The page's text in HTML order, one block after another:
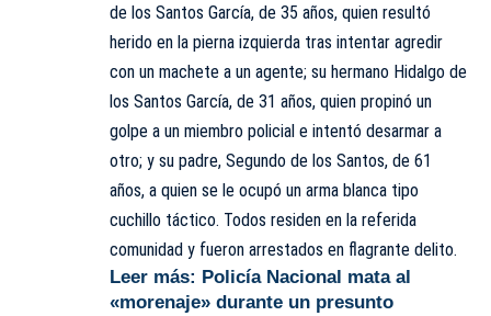
de los Santos García, de 35 años, quien resultó
herido en la pierna izquierda tras intentar agredir
con un machete a un agente; su hermano Hidalgo de
los Santos García, de 31 años, quien propinó un
golpe a un miembro policial e intentó desarmar a
otro; y su padre, Segundo de los Santos, de 61
años, a quien se le ocupó un arma blanca tipo
cuchillo táctico. Todos residen en la referida
comunidad y fueron arrestados en flagrante delito.
Leer más: Policía Nacional mata al
«morenaje» durante un presunto